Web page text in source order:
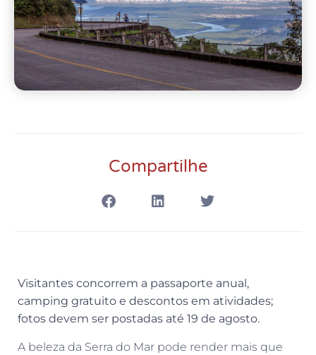
Compartilhe
Visitantes concorrem a passaporte anual,
camping gratuito e descontos em atividades;
fotos devem ser postadas até 19 de agosto.
A beleza da Serra do Mar pode render mais que